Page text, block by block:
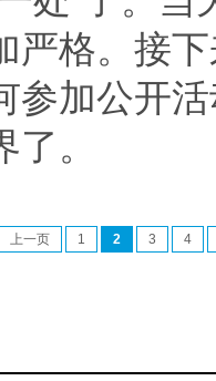
严格。接
参加公开
。
上一页 1 2 3 4